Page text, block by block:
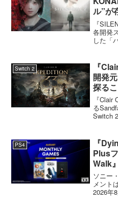
ル”が
点を
『
各開発
した「
の分
る。
品ごと
Switch 2
『
開発
探る
技術
『
る
Switch
とに
を発
PS4
『
Plus
Walk
外発
ソニー
メント
2026年
イと